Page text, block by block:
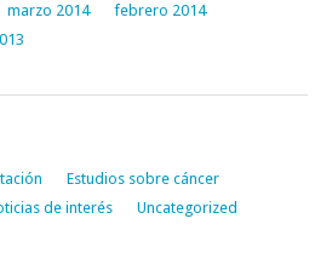
marzo 2014
febrero 2014
Estudios sobre cáncer
de interés
Uncategorized